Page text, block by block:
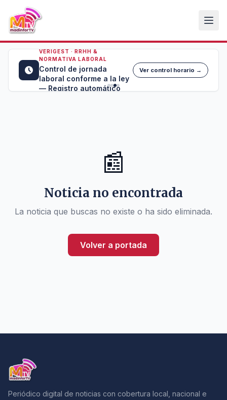
VERIGEST · RRHH &
NORMATIVA LABORAL
Control de jornada
laboral conforme a la ley
— Registro automático
Ver control horario →
📰
Noticia no encontrada
La noticia que buscas no existe o ha sido eliminada.
Volver a portada
Periódico digital de noticias con cobertura local, nacional e